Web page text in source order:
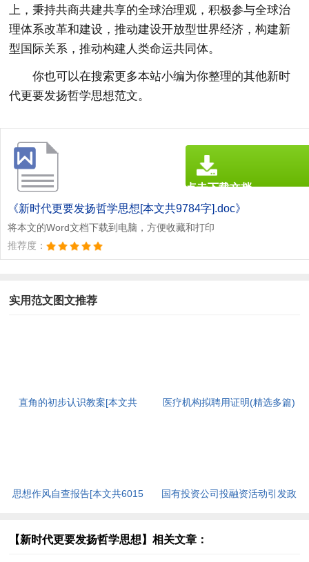
上，秉持共商共建共享的全球治理观，积极参与全球治
理体系改革和建设，推动建设开放型世界经济，构建新
型国际关系，推动构建人类命运共同体。
你也可以在搜索更多本站小编为你整理的其他新时
代更要发扬哲学思想范文。
《新时代更要发扬哲学思想[本文共9784字].doc》
将本文的Word文档下载到电脑，方便收藏和打印
推荐度：
点击下载文档
文档为doc格式
实用范文图文推荐
直角的初步认识教案[本文共
医疗机构拟聘用证明(精选多篇)
思想作风自查报告[本文共6015
国有投资公司投融资活动引发政
【新时代更要发扬哲学思想】相关文章：